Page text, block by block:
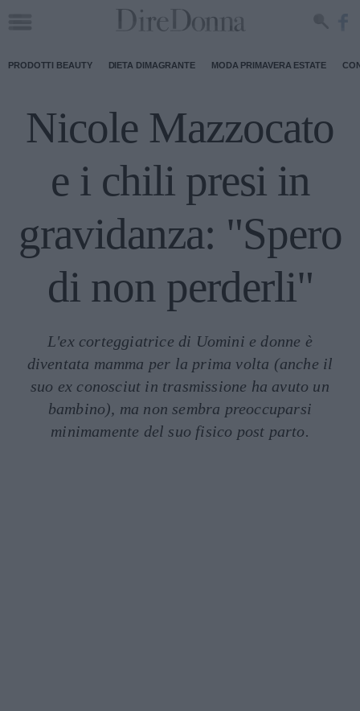
PRODOTTI BEAUTY DIETA DIMAGRANTE MODA PRIMAVERA ESTATE
Nicole Mazzocato
e i chili presi in
gravidanza: "Spero
di non perderli"
L'ex corteggiatrice di Uomini e donne è
diventata mamma per la prima volta (anche il
suo ex conosciut in trasmissione ha avuto un
bambino), ma non sembra preoccuparsi
minimamente del suo fisico post parto.